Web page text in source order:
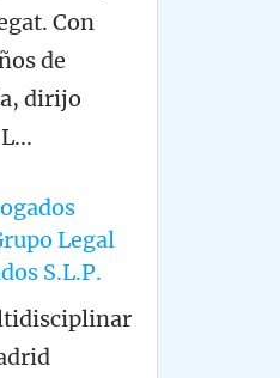
Con
de
dirijo
...
Legal
S.L.P.